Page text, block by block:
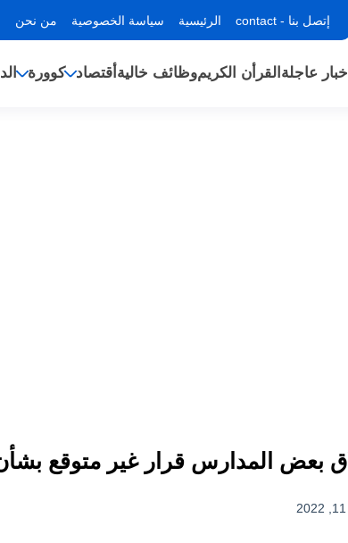
إتصل بنا - contact الرئيسية سياسة الخصوصية من نحن
أخبار عاجلة القرأن الكريموظائف خالية أقتصاد كوورة
بعض المدارس قرار غير متوقع بشأن